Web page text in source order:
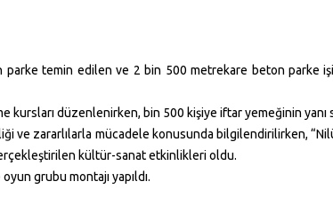
parke temin edilen ve 2 bin 500 metrekare beton parke
kursları düzenlenirken, bin 500 kişiye iftar yemeğinin yanı
zararlılarla mücadele konusunda bilgilendirilirken,
kültür-sanat etkinlikleri oldu.
grubu montajı yapıldı.